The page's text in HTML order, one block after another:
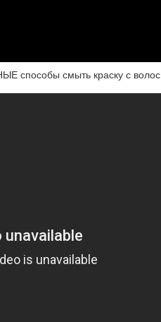
способы смыть краску с волос